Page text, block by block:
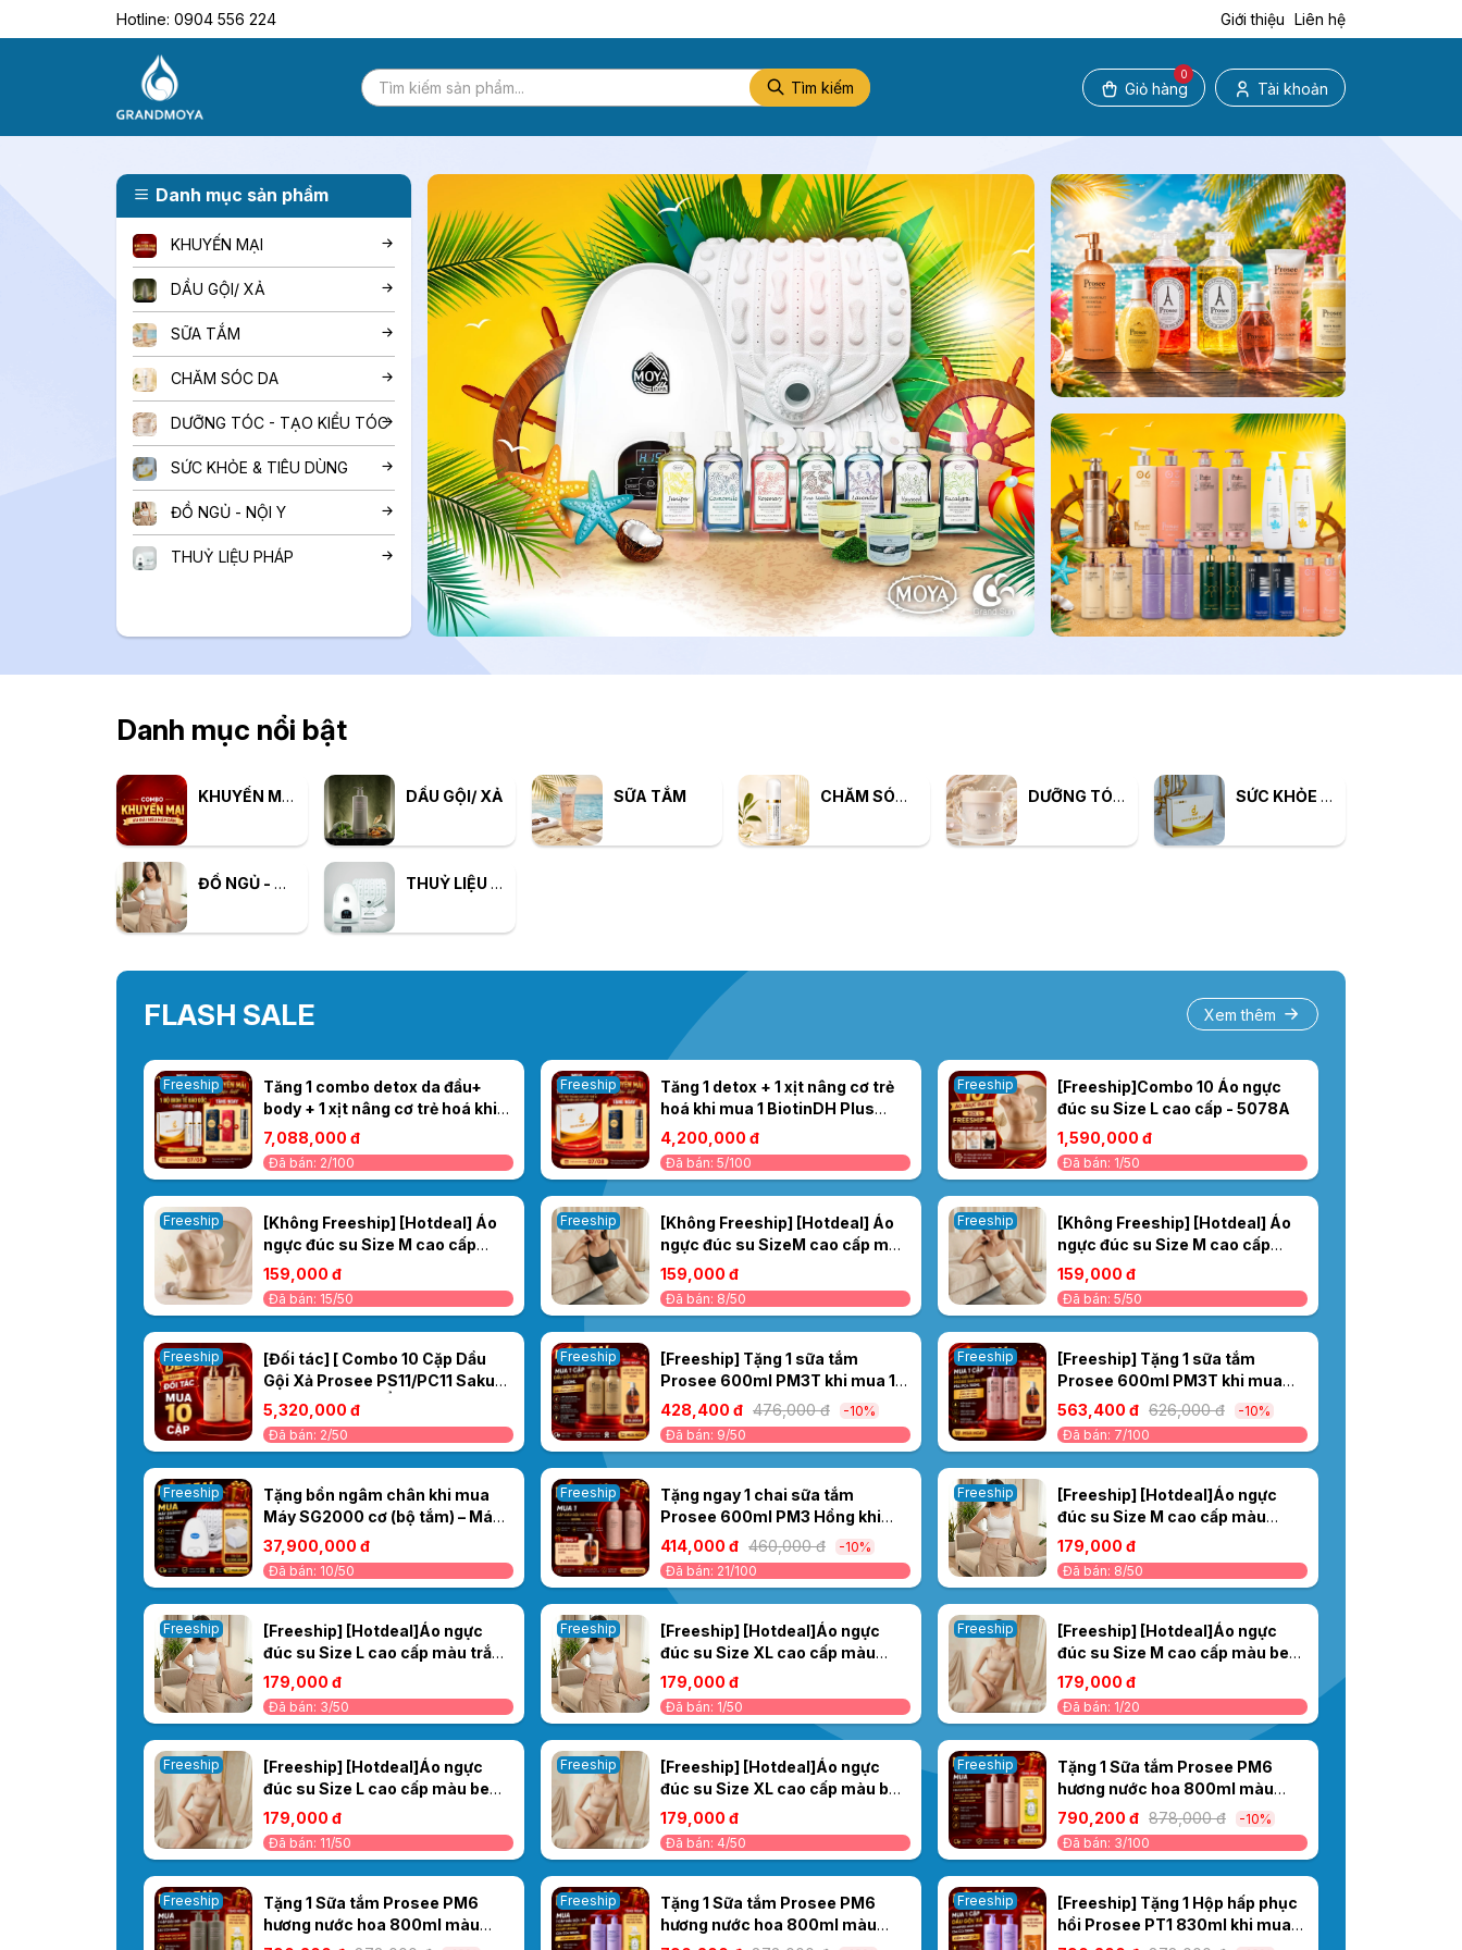
Hotline: 0904 556 224 Giới thiệu Liên hệ
Tìm kiếm Giỏ hàng
0
Tài khoản
Danh mục sản phẩm
KHUYẾN MẠI
DẦU GỘI/ XẢ
SỮA TẮM
CHĂM SÓC DA
DƯỠNG TÓC - TẠO KIỂU TÓC
SỨC KHỎE & TIÊU DÙNG
ĐỒ NGỦ - NỘI Y
THUỶ LIỆU PHÁP
Danh mục nổi bật
KHUYẾN MẠI DẦU GỘI/ XẢ SỮA TẮM CHĂM SÓC DA DƯỠNG TÓC - TẠO KIỂU TÓC SỨC KHỎE & TIÊU DÙNG
ĐỒ NGỦ - NỘI Y THUỶ LIỆU PHÁP
FLASH SALE
Freeship
Tăng 1 combo detox da đầu+
body + 1 xịt nâng cơ trẻ hoá khi
mua Combo 1 BiotinDH Plus + 1
bộ tế bào gốc
7,088,000 đ
Đã bán: 2/100
Freeship
Tăng 1 detox + 1 xịt nâng cơ trẻ
hoá khi mua 1 BiotinDH Plus
Thải Độc Máu Hộp - Hỗ Trợ
Thanh Lọc Cơ Thể & Cải Thiện
Sức Khỏe Máu
4,200,000 đ
Đã bán: 5/100
Freeship
[Freeship]Combo 10 Áo ngực
đúc su Size L cao cấp - 5078A
1,590,000 đ
Đã bán: 1/50
Freeship
[Không Freeship] [Hotdeal] Áo
ngực đúc su Size M cao cấp
màu Be- 5078A
159,000 đ
Đã bán: 15/50
Freeship
[Không Freeship] [Hotdeal] Áo
ngực đúc su SizeM cao cấp màu
đen Size L 5078A
159,000 đ
Đã bán: 8/50
Freeship
[Không Freeship] [Hotdeal] Áo
ngực đúc su Size M cao cấp
màu trắng 5078T
159,000 đ
Đã bán: 5/50
Freeship
[Đối tác] [ Combo 10 Cặp Dầu
Gội Xả Prosee PS11/PC11 Sakura
500ml – Dưỡng Ẩm & Làm Mượt
Tóc Tức Thì
5,320,000 đ
Đã bán: 2/50
Freeship
[Freeship] Tặng 1 sữa tắm
Prosee 600ml PM3T khi mua 1
Cặp dầu gội xả Prosee nâu
500ml PS5/PC5
428,400 đ 476,000 đ
-10%
Đã bán: 9/50
Freeship
[Freeship] Tặng 1 sữa tắm
Prosee 600ml PM3T khi mua
Cặp Gội Xả Prosee Sakura Tím
PS4/PC4 700ml– Cho Tóc Dầu,
Giảm Bết Dính & Chống Rụng
563,400 đ 626,000 đ
-10%
Đã bán: 7/100
Freeship
Tặng bồn ngâm chân khi mua
Máy SG2000 cơ (bộ tắm) – Máy
Thủy Liệu Pháp
37,900,000 đ
Đã bán: 10/50
Freeship
Tặng ngay 1 chai sữa tắm
Prosee 600ml PM3 Hồng khi
mua 1 Cặp dầu gội xả Prosee
PS2/PC2 Sakura Moisturizing
500ml – KHỬ MÙI MỒ HÔI DẦU-
MIỄN PHÍ SHIP
414,000 đ 460,000 đ
-10%
Đã bán: 21/100
Freeship
[Freeship] [Hotdeal]Áo ngực
đúc su Size M cao cấp màu
trắng 029AT
179,000 đ
Đã bán: 8/50
Freeship
[Freeship] [Hotdeal]Áo ngực
đúc su Size L cao cấp màu trắng
029AT
179,000 đ
Đã bán: 3/50
Freeship
[Freeship] [Hotdeal]Áo ngực
đúc su Size XL cao cấp màu
trắng 029AT
179,000 đ
Đã bán: 1/50
Freeship
[Freeship] [Hotdeal]Áo ngực
đúc su Size M cao cấp màu be
029AT
179,000 đ
Đã bán: 1/20
Freeship
[Freeship] [Hotdeal]Áo ngực
đúc su Size L cao cấp màu be
029AT
179,000 đ
Đã bán: 11/50
Freeship
[Freeship] [Hotdeal]Áo ngực
đúc su Size XL cao cấp màu be
029AT
179,000 đ
Đã bán: 4/50
Freeship
Tặng 1 Sữa tắm Prosee PM6
hương nước hoa 800ml màu
vàng khi Mua 1 Cặp Dầu Gội/Xả
Ceylanpuree Luxury Aroma
1000ml CS6/CC6 – Phục Hồi &
Dưỡng Ẩm Cho Mái Tóc Mềm
Mượt Chuẩn Salon
790,200 đ 878,000 đ
-10%
Đã bán: 3/100
Freeship
Tặng 1 Sữa tắm Prosee PM6
hương nước hoa 800ml màu
vàng khi Mua 1 Cặp Dầu Gội/Xả
Freeship
Tặng 1 Sữa tắm Prosee PM6
hương nước hoa 800ml màu
vàng khi Mua 1 Cặp Dầu Gội/ Xả
Freeship
[Freeship] Tặng 1 Hộp hấp phục
hồi Prosee PT1 830ml khi mua
Cặp Dầu Gội/ Xả Cao Cấp
Xem thêm